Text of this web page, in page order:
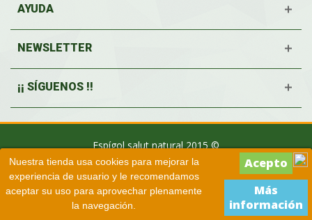
Nuestra tienda usa cookies para mejorar la
experiencia de usuario y le recomendamos
aceptar su uso para aprovechar plenamente
la navegación.
Más
información
AYUDA
NEWSLETTER
¡¡ SÍGUENOS !!
Espígol salut natural 2015 ©